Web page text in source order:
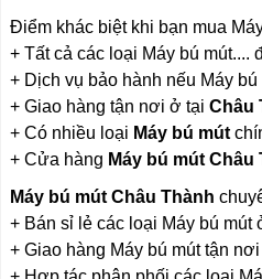
Điểm khác biệt khi bạn mua
+ Tất cả các loại Máy bú mút....
+ Dịch vụ bảo hành nếu Máy
+ Giao hàng tận nơi ở tại Châu
+ Có nhiều loại Máy bú mút
+ Cửa hàng Máy bú mút Châu
Máy bú mút Châu Thành
+ Bán sỉ lẻ các loại Máy bú mút
+ Giao hàng Máy bú mút tận